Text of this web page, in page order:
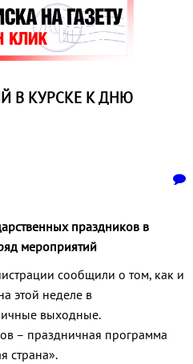
В КУРСКЕ К ДНЮ
праздников в
мероприятий
сообщили о том, как и
этой неделе в
выходные.
– праздничная программа
страна».